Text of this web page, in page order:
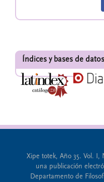
Índices y bases de datos
Xipe totek, Año 35. Vol. I,
una publicación
Departamento de